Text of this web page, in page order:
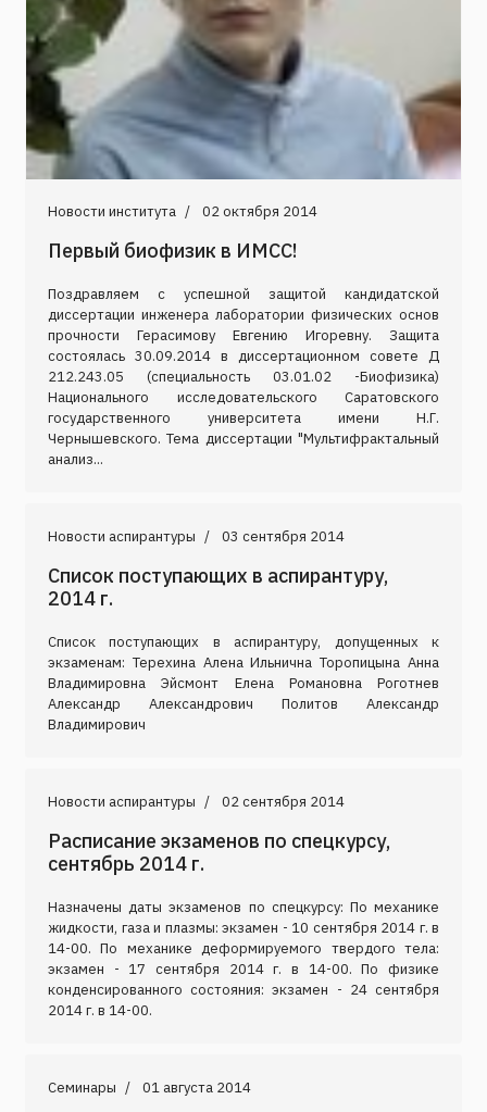
Новости института 02 октября 2014
Первый биофизик в ИМСС!
Поздравляем с успешной защитой кандидатской
диссертации инженера лаборатории физических основ
прочности Герасимову Евгению Игоревну. Защита
состоялась 30.09.2014 в диссертационном совете Д
212.243.05 (специальность 03.01.02 -Биофизика)
Национального исследовательского Саратовского
государственного университета имени Н.Г.
Чернышевского. Тема диссертации "Мультифрактальный
анализ...
Новости аспирантуры 03 сентября 2014
Список поступающих в аспирантуру,
2014 г.
Список поступающих в аспирантуру, допущенных к
экзаменам: Терехина Алена Ильнична Торопицына Анна
Владимировна Эйсмонт Елена Романовна Роготнев
Александр Александрович Политов Александр
Владимирович
Новости аспирантуры 02 сентября 2014
Расписание экзаменов по спецкурсу,
сентябрь 2014 г.
Назначены даты экзаменов по спецкурсу: По механике
жидкости, газа и плазмы: экзамен - 10 сентября 2014 г. в
14-00. По механике деформируемого твердого тела:
экзамен - 17 сентября 2014 г. в 14-00. По физике
конденсированного состояния: экзамен - 24 сентября
2014 г. в 14-00.
Семинары 01 августа 2014